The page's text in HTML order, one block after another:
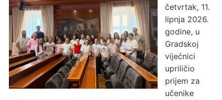
četvrtak, 11.
lipnja 2026.
godine, u
Gradskoj
vijećnici
upriličio
prijem za
učenike